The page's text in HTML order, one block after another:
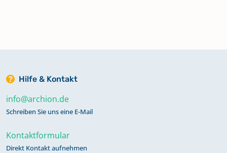
Hilfe & Kontakt
info@archion.de
Schreiben Sie uns eine E-Mail
Kontaktformular
Direkt Kontakt aufnehmen